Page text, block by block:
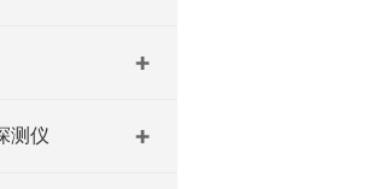
测仪